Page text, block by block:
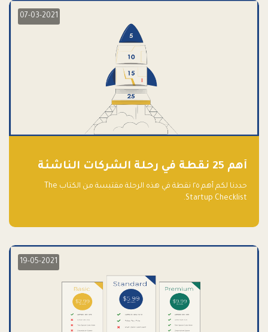
07-03-2021
أهم 25 نقطة في رحلة الشركات الناشئة
حددنا لكم أهم ٢٥ نقطة في هذه الرحلة مقتبسة من الكتاب The
Startup Checklist.
19-05-2021